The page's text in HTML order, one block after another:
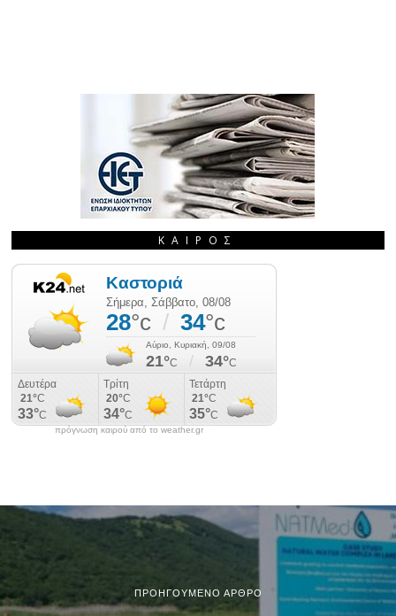
ΚΑΙΡΌΣ
πρόγνωση καιρού από το weather.gr
ΠΡΟΗΓΟΎΜΕΝΟ ΆΡΘΡΟ